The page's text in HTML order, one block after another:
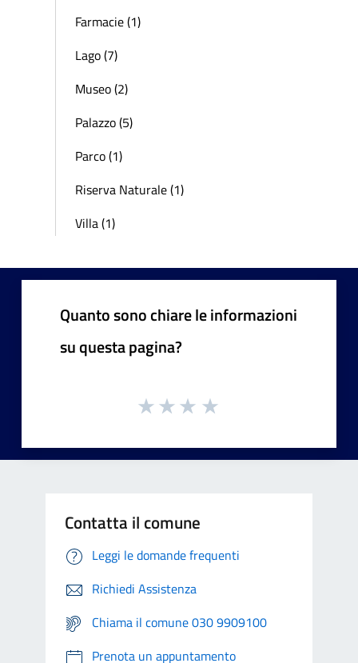
Farmacie (1)
Lago (7)
Museo (2)
Palazzo (5)
Parco (1)
Riserva Naturale (1)
Villa (1)
Quanto sono chiare le informazioni
su questa pagina?
Contatta il comune
Leggi le domande frequenti
Richiedi Assistenza
Chiama il comune 030 9909100
Prenota un appuntamento